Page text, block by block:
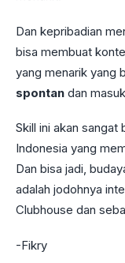
Dan kepribadian
bisa membuat
yang menarik yang
spontan dan
Skill ini akan sangat
Indonesia yang
Dan bisa jadi,
adalah jodohnya
Clubhouse dan
-Fikry